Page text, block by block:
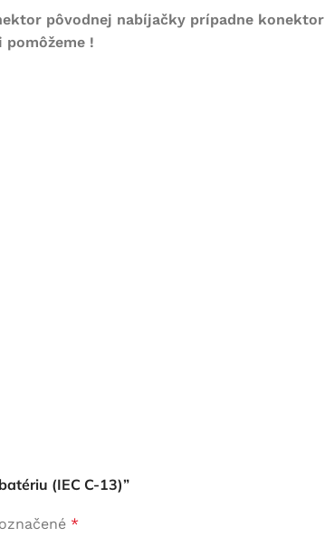
pôvodnej nabíjačky prípadne konektor
!
(IEC C-13)”
*